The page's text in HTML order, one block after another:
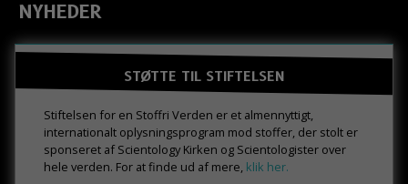
NYHEDER
STØTTE TIL STIFTELSEN
Stiftelsen for en Stoffri Verden er et almennyttigt,
internationalt oplysningsprogram mod stoffer, der stolt er
sponseret af Scientology Kirken og Scientologister over
hele verden. For at finde ud af mere, klik her.